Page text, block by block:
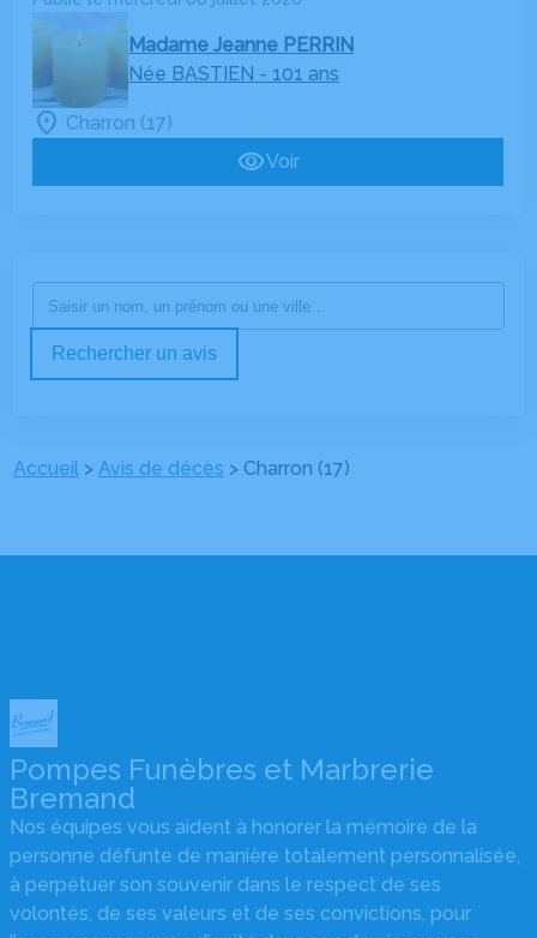
AGENCE DE LA FERRIÈRE
Madame Jeanne PERRIN
Née BASTIEN - 101 ans
Charron (17)
Voir
Rechercher un avis
Accueil >Avis de décès > Charron (17)
Pompes Funèbres et Marbrerie
Bremand
Nos équipes vous aident à honorer la mémoire de la
personne défunte de manière totalement personnalisée,
à perpétuer son souvenir dans le respect de ses
volontés, de ses valeurs et de ses convictions, pour